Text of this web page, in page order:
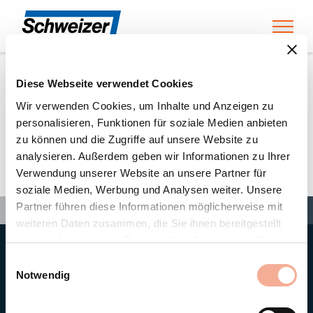
Diese Webseite verwendet Cookies
Wir verwenden Cookies, um Inhalte und Anzeigen zu
personalisieren, Funktionen für soziale Medien anbieten
zu können und die Zugriffe auf unsere Website zu
analysieren. Außerdem geben wir Informationen zu Ihrer
Verwendung unserer Website an unsere Partner für
soziale Medien, Werbung und Analysen weiter. Unsere
Partner führen diese Informationen möglicherweise mit
weiteren Daten zusammen, die Sie ihnen bereitgestellt
haben oder die sie im Rahmen Ihrer Nutzung der Dienste
Notwendig
Home Partners Metall- und Stahlbau AG Endingen
Metall- und Stahlbau AG
Endingen
Search
Search Search
Home» Partners»Metall- und Stahlbau AG Endingen
Ernst Schweizer AG
Bahnhofplatz 11